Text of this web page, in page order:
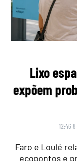
Lixo
expõem
12:46
Faro e Loulé
ecopontos e